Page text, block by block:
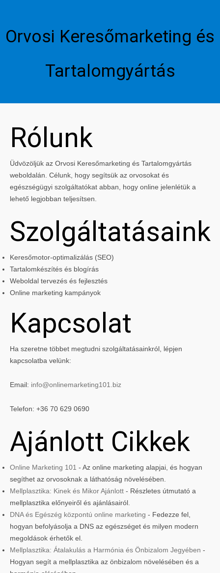
Orvosi Keresőmarketing és
Tartalomgyártás
Rólunk
Üdvözöljük az Orvosi Keresőmarketing és Tartalomgyártás
weboldalán. Célunk, hogy segítsük az orvosokat és
egészségügyi szolgáltatókat abban, hogy online jelenlétük a
lehető legjobban teljesítsen.
Szolgáltatásaink
Keresőmotor-optimalizálás (SEO)
Tartalomkészítés és blogírás
Weboldal tervezés és fejlesztés
Online marketing kampányok
Kapcsolat
Ha szeretne többet megtudni szolgáltatásainkról, lépjen
kapcsolatba velünk:
Email: info@onlinemarketing101.biz
Telefon: +36 70 629 0690
Ajánlott Cikkek
Online Marketing 101 - Az online marketing alapjai, és hogyan
segíthet az orvosoknak a láthatóság növelésében.
Mellplasztika: Kinek és Mikor Ajánlott - Részletes útmutató a
mellplasztika előnyeiről és ajánlásairól.
DNA és Egészég központú online marketing - Fedezze fel,
hogyan befolyásolja a DNS az egészséget és milyen modern
megoldások érhetők el.
Mellplasztika: Átalakulás a Harmónia és Önbizalom Jegyében -
Hogyan segít a mellplasztika az önbizalom növelésében és a